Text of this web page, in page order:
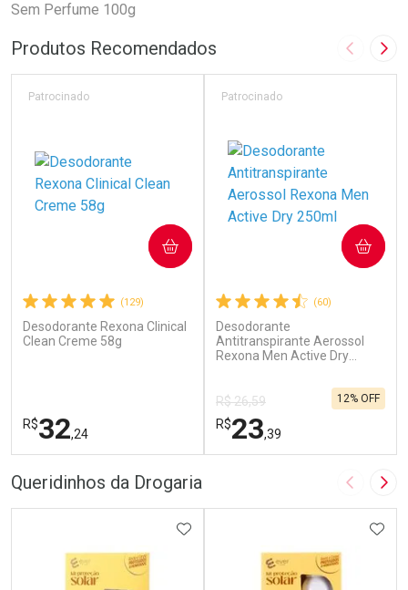
Sem Perfume 100g
Produtos Recomendados Imagem
(129)
Desodorante Rexona Clinical
Clean Creme 58g
Patrocinado
R$32,24
COMPRAR
(60)
Desodorante
Antitranspirante Aerossol
Rexona Men Active Dry
Patrocinado
R$ 26,59
R$23,39
12% OFF
COMPRAR
Queridinhos da Drogaria Imagem
ADICIONAR AOS FAVORITOS